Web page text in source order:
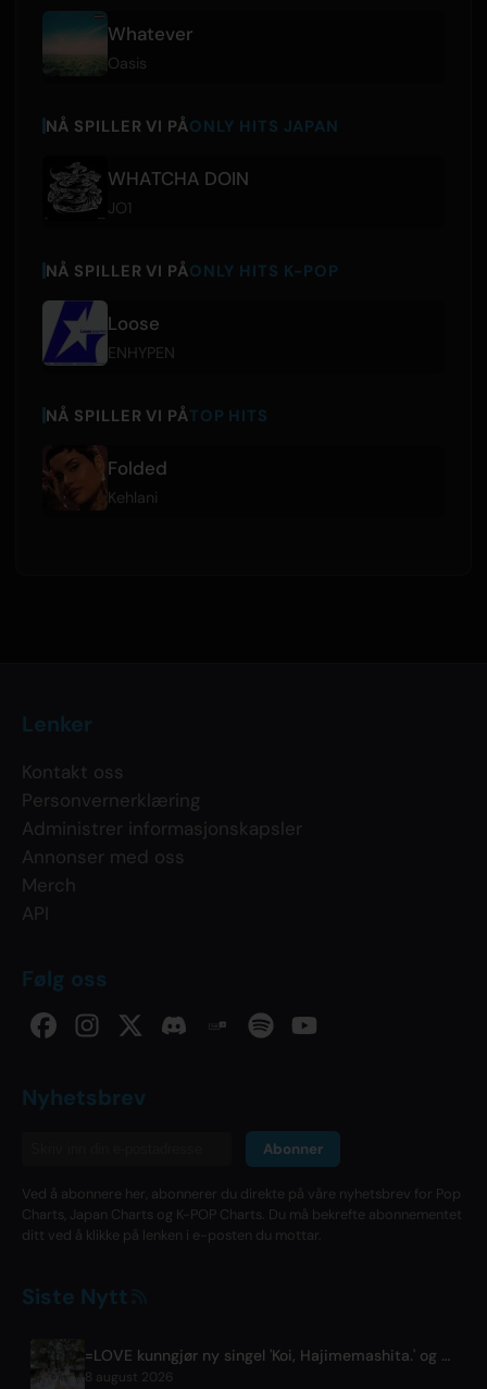
Whatever
Oasis
NÅ SPILLER VI PÅONLY HITS JAPAN
WHATCHA DOIN
JO1
NÅ SPILLER VI PÅONLY HITS K-POP
Loose
ENHYPEN
NÅ SPILLER VI PÅTOP HITS
Folded
Kehlani
Lenker
Kontakt oss
Personvernerklæring
Administrer informasjonskapsler
Annonser med oss
Merch
API
Følg oss
Nyhetsbrev
Abonner
Ved å abonnere her, abonnerer du direkte på våre nyhetsbrev for Pop
Charts, Japan Charts og K-POP Charts. Du må bekrefte abonnementet
ditt ved å klikke på lenken i e-posten du mottar.
Siste Nytt
=LOVE kunngjør ny singel 'Koi, Hajimemashita.' og Tokyo Dome-konserter
8 august 2026